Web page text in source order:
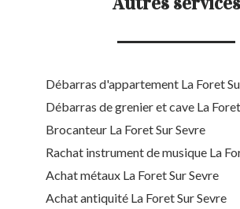
Débarras d'appartement La Foret
Débarras de grenier et cave La
Brocanteur La Foret Sur Sevre
Rachat instrument de musique La
Achat métaux La Foret Sur Sevre
Achat antiquité La Foret Sur Sevre